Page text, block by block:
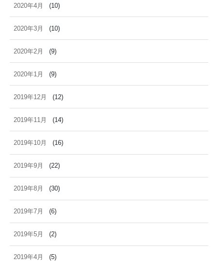
2020年4月 (10)
2020年3月 (10)
2020年2月 (9)
2020年1月 (9)
2019年12月 (12)
2019年11月 (14)
2019年10月 (16)
2019年9月 (22)
2019年8月 (30)
2019年7月 (6)
2019年5月 (2)
2019年4月 (5)